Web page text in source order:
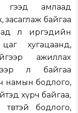
гээд амлаад
засаглаж байгаа
л иргэдийн
хугацаанд,
ажиллах
л байгаа
намын бодлого,
хүрч байгаа,
бодлого,